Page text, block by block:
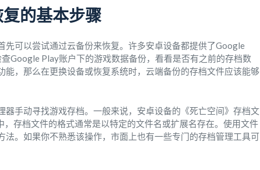
的基本步骤
先可以尝试通过云备份来恢复。许多安卓设备都提供了Google
Google Play账户下的游戏数据备份，看看是否有之前的存档数
，那么在更换设备或恢复系统时，云端备份的存档文件应该能够
手动寻找游戏存档。一般来说，安卓设备的《死亡空间》存档文
存档文件的格式通常是以特定的文件名或扩展名存在。使用文件
法。如果你不熟悉该操作，市面上也有一些专门的存档管理工具可